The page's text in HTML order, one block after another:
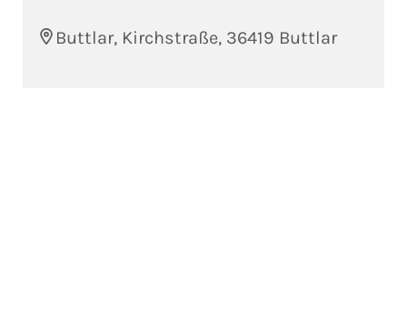
Buttlar, Kirchstraße, 36419 Buttlar